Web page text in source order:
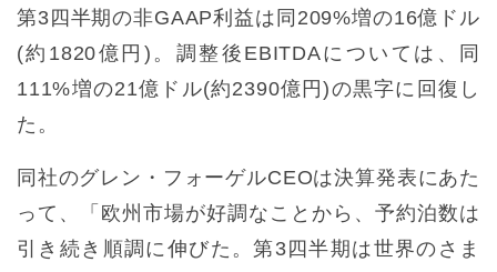
第3四半期の非GAAP利益は同209%増の16億ドル
(約1820億円)。調整後EBITDAについては、同
111%増の21億ドル(約2390億円)の黒字に回復し
た。
同社のグレン・フォーゲルCEOは決算発表にあた
って、「欧州市場が好調なことから、予約泊数は
引き続き順調に伸びた。第3四半期は世界のさま